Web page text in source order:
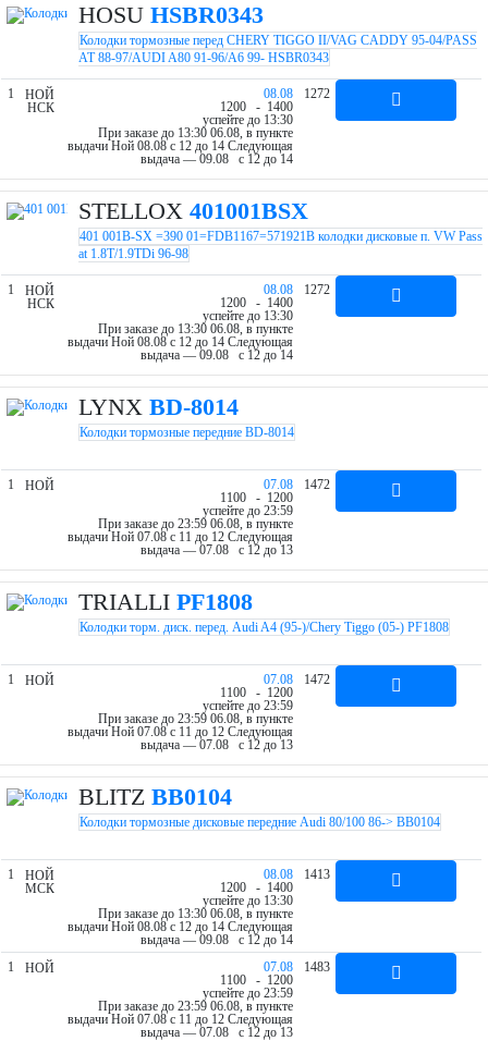
HOSU HSBR0343
Колодки тормозные перед CHERY TIGGO II/VAG CADDY 95-04/PASS
AT 88-97/AUDI A80 91-96/A6 99- HSBR0343
1
НОЙ
НСК
08.08
1200 - 1400
успейте до 13:30
При заказе до 13:30 06.08, в пункте
выдачи Ной 08.08 c 12 до 14 Следующая
выдача — 09.08 c 12 до 14
1272
STELLOX 401001BSX
401 001B-SX =390 01=FDB1167=571921B колодки дисковые п. VW Pass
at 1.8T/1.9TDi 96-98
1
НОЙ
НСК
08.08
1200 - 1400
успейте до 13:30
При заказе до 13:30 06.08, в пункте
выдачи Ной 08.08 c 12 до 14 Следующая
выдача — 09.08 c 12 до 14
1272
LYNX BD-8014
Колодки тормозные передние BD-8014
1 НОЙ
07.08
1100 - 1200
успейте до 23:59
При заказе до 23:59 06.08, в пункте
выдачи Ной 07.08 c 11 до 12 Следующая
выдача — 07.08 c 12 до 13
1472
TRIALLI PF1808
Колодки торм. диск. перед. Audi A4 (95-)/Chery Tiggo (05-) PF1808
1 НОЙ
07.08
1100 - 1200
успейте до 23:59
При заказе до 23:59 06.08, в пункте
выдачи Ной 07.08 c 11 до 12 Следующая
выдача — 07.08 c 12 до 13
1472
BLITZ BB0104
Колодки тормозные дисковые передние Audi 80/100 86-> BB0104
1
НОЙ
МСК
08.08
1200 - 1400
успейте до 13:30
При заказе до 13:30 06.08, в пункте
выдачи Ной 08.08 c 12 до 14 Следующая
выдача — 09.08 c 12 до 14
1413
1 НОЙ
07.08
1100 - 1200
успейте до 23:59
При заказе до 23:59 06.08, в пункте
выдачи Ной 07.08 c 11 до 12 Следующая
выдача — 07.08 c 12 до 13
1483